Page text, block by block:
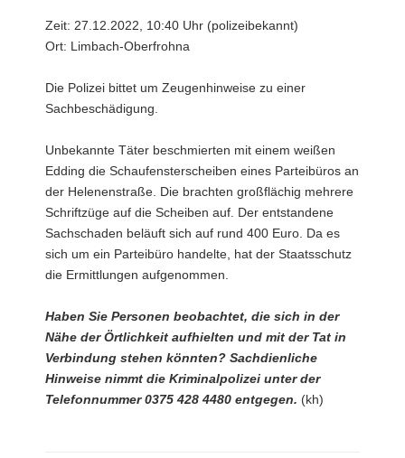
Zeit: 27.12.2022, 10:40 Uhr (polizeibekannt)
Ort: Limbach-Oberfrohna
Die Polizei bittet um Zeugenhinweise zu einer
Sachbeschädigung.
Unbekannte Täter beschmierten mit einem weißen
Edding die Schaufensterscheiben eines Parteibüros an
der Helenenstraße. Die brachten großflächig mehrere
Schriftzüge auf die Scheiben auf. Der entstandene
Sachschaden beläuft sich auf rund 400 Euro. Da es
sich um ein Parteibüro handelte, hat der Staatsschutz
die Ermittlungen aufgenommen.
Haben Sie Personen beobachtet, die sich in der
Nähe der Örtlichkeit aufhielten und mit der Tat in
Verbindung stehen könnten? Sachdienliche
Hinweise nimmt die Kriminalpolizei unter der
Telefonnummer 0375 428 4480 entgegen. (kh)